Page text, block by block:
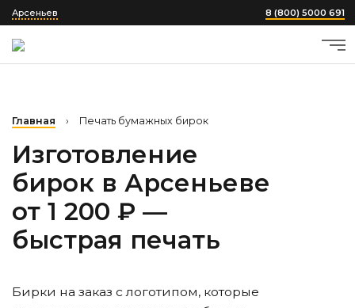
Арсеньев 8 (800) 5000 691
Главная › Печать бумажных бирок
Изготовление
бирок в Арсеньеве
от 1 200 ₽ —
быстрая печать
Бирки на заказ с логотипом, которые